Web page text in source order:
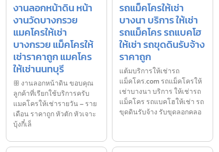
งานลอกหน้าดิน หน้า
งานวัดบางกรวย
แมคโครให้เช่า
บางกรวย แม็คโครให้
เช่าราคาถูก แมคโคร
ให้เช่านนทบุรี
ꕥ งานลอกหน้าดิน ขอบคุณ
ลูกค้าที่เรียกใช้บริการครับ
แมคโครให้เช่ารายวัน – ราย
เดือน ราคาถูก หัวตัก หัวเจาะ
บุ้งกี๋เล็
รถแม็คโครให้เช่า
บางนา บริการ ให้เช่า
รถแม็คโคร รถแบคโฮ
ให้เช่า รถขุดดินรับจ้าง
ราคาถูก
แต้มบริการให้เช่ารถ
แม็คโคร.com รถแม็คโครให้
เช่าบางนา บริการ ให้เช่ารถ
แม็คโคร รถแบคโฮให้เช่า รถ
ขุดดินรับจ้าง รับขุดลอกคลอ